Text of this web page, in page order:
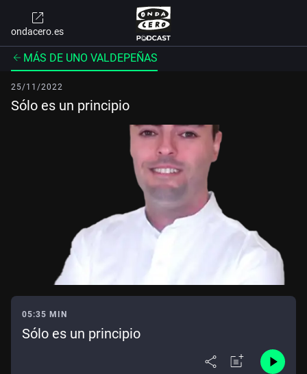
ondacero.es
MÁS DE UNO VALDEPEÑAS
25/11/2022
Sólo es un principio
05:35 MIN
Sólo es un principio